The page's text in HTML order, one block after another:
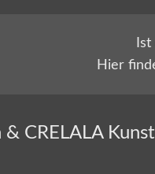
Hier
CRELALA Kunst